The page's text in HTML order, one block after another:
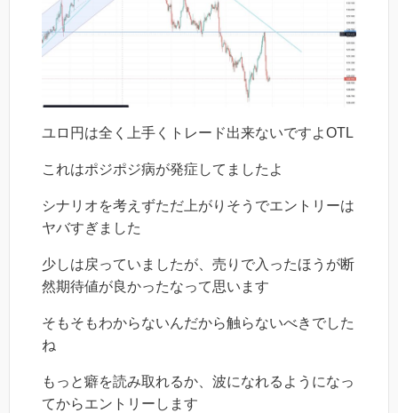
ユロ円は全く上手くトレード出来ないですよOTL
これはポジポジ病が発症してましたよ
シナリオを考えずただ上がりそうでエントリーは
ヤバすぎました
少しは戻っていましたが、売りで入ったほうが断
然期待値が良かったなって思います
そもそもわからないんだから触らないべきでした
ね
もっと癖を読み取れるか、波になれるようになっ
てからエントリーします